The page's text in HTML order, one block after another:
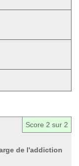
Score 2 sur 2
de l'addiction